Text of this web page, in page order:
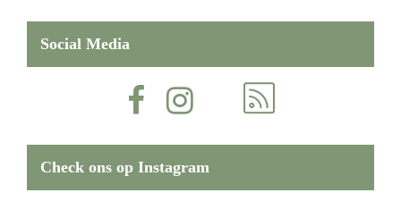
Social Media
Check ons op Instagram